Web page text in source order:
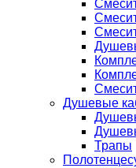
Душевые
Трапы